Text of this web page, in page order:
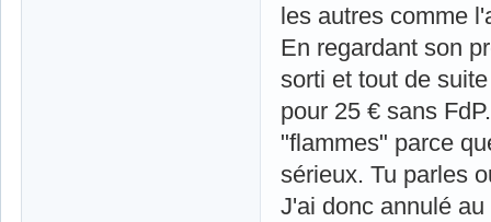
les autres comme
En regardant son
sorti et tout de
pour 25 € sans
"flammes" parce
sérieux. Tu parles
J'ai donc annulé